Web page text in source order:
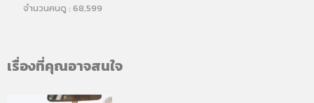
จำนวนคนดู : 68,599
เรื่องที่คุณอาจสนใจ